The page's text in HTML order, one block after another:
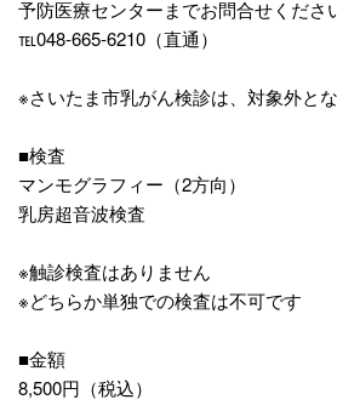
予防医療センターまでお問合せくださ
℡048-665-6210（直通）
※さいたま市乳がん検診は、対象外とな
■検査
マンモグラフィー（2方向）
乳房超音波検査
※触診検査はありません
※どちらか単独での検査は不可です
■金額
8,500円（税込）